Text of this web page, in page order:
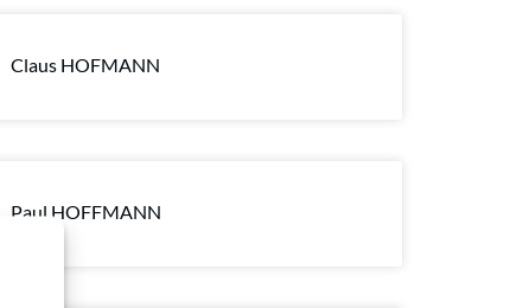
Claus HOFMANN
Paul HOFFMANN